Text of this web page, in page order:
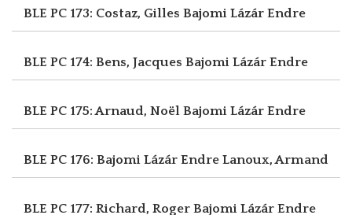
BLE PC 173: Costaz, Gilles Bajomi Lázár Endre
BLE PC 174: Bens, Jacques Bajomi Lázár Endre
BLE PC 175: Arnaud, Noël Bajomi Lázár Endre
BLE PC 176: Bajomi Lázár Endre Lanoux, Armand
BLE PC 177: Richard, Roger Bajomi Lázár Endre